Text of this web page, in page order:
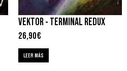
VEKTOR ‎- TERMINAL REDUX
26,90€
LEER MÁS